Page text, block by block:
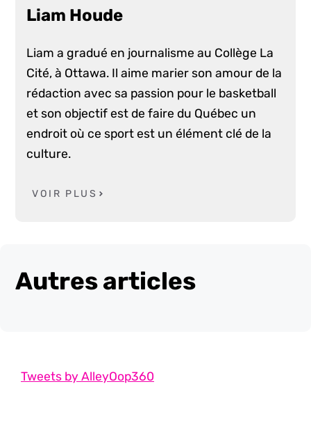
Liam Houde
Liam a gradué en journalisme au Collège La
Cité, à Ottawa. Il aime marier son amour de la
rédaction avec sa passion pour le basketball
et son objectif est de faire du Québec un
endroit où ce sport est un élément clé de la
culture.
VOIR PLUS
Autres articles
Tweets by AlleyOop360